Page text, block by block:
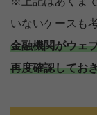
いないケースも
金融機関がウェ
再度確認してお